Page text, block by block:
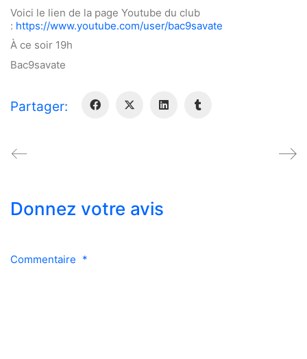
Voici le lien de la page Youtube du club
: https://www.youtube.com/user/bac9savate
À ce soir 19h
Bac9savate
Partager:
Donnez votre avis
Commentaire *